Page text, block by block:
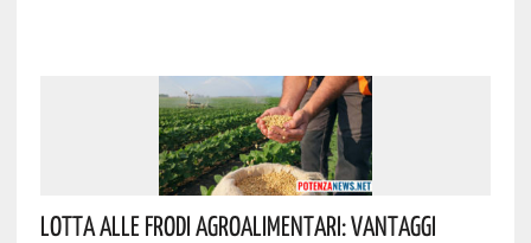
Lotta Alle Frodi Agroalimentari: Vantaggi